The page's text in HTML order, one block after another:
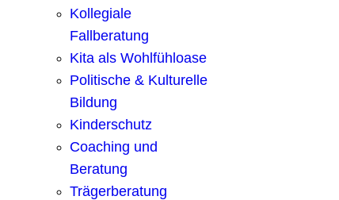
Kollegiale
Fallberatung
Kita als Wohlfühloase
Politische & Kulturelle
Bildung
Kinderschutz
Coaching und
Beratung
Trägerberatung